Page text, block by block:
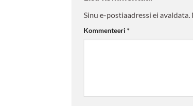
Sinu e-postiaadressi ei avaldata.
Kommenteeri *